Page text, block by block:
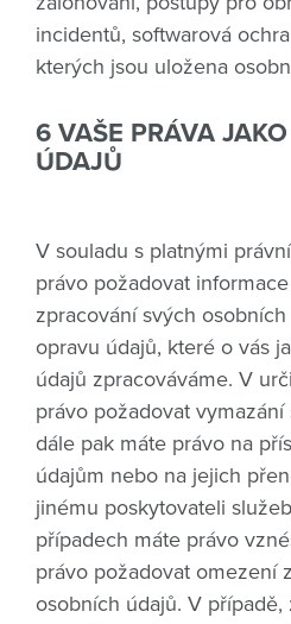
incidentů, softwarová
kterých jsou uložena
6 VAŠE PRÁVA
ÚDAJŮ
V souladu s platnými
právo požadovat
zpracování svých
opravu údajů, které o vás
údajů zpracováváme. V
právo požadovat
dále pak máte právo na
údajům nebo na jejich
jinému poskytovateli
případech máte právo
právo požadovat omezení
osobních údajů. V